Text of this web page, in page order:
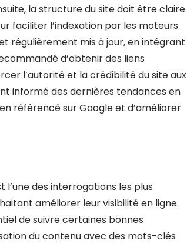
la structure du site doit être claire
faciliter l’indexation par les moteurs
régulièrement mis à jour, en intégrant
d’obtenir des liens
l’autorité et la crédibilité du site aux
informé des dernières tendances en
référencé sur Google et d’améliorer
l’une des interrogations les plus
améliorer leur visibilité en ligne.
de suivre certaines bonnes
du contenu avec des mots-clés